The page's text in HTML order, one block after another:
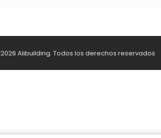
2026 Alibuilding. Todos los derechos reservados